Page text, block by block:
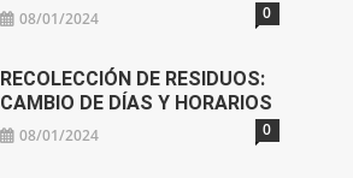
08/01/2024 0
RECOLECCIÓN DE RESIDUOS:
CAMBIO DE DÍAS Y HORARIOS
08/01/2024 0